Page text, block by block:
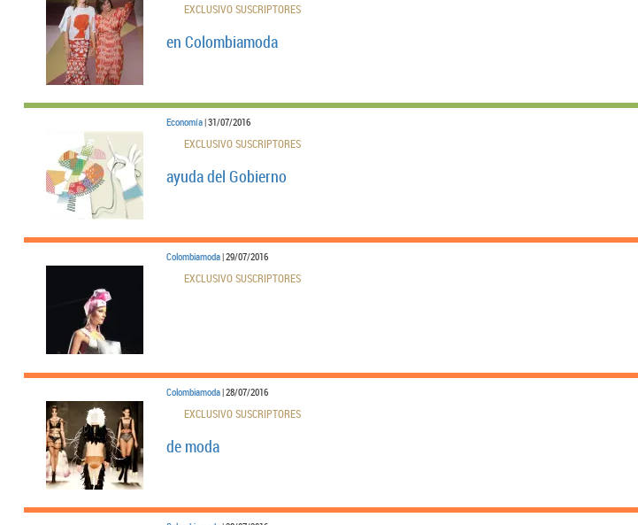
EXCLUSIVO SUSCRIPTORES
en Colombiamoda
Economía| 31/07/2016
EXCLUSIVO SUSCRIPTORES
ayuda del Gobierno
Colombiamoda| 29/07/2016
EXCLUSIVO SUSCRIPTORES
Colombiamoda| 28/07/2016
EXCLUSIVO SUSCRIPTORES
de moda